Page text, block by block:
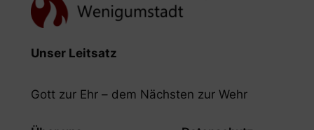
Unser Leitsatz
Gott zur Ehr – dem Nächsten zur Wehr